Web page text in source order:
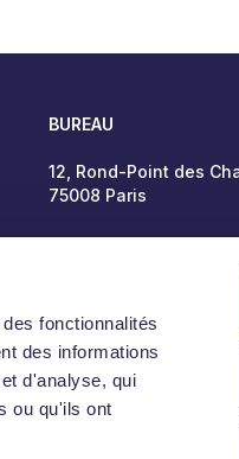
fonctionnalités
des informations
d'analyse, qui
ou qu'ils ont
BUREAU
12, Rond-Point des
75008 Paris
Politique de